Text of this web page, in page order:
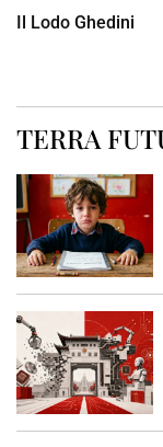
Il Lodo Ghedini
TERRA